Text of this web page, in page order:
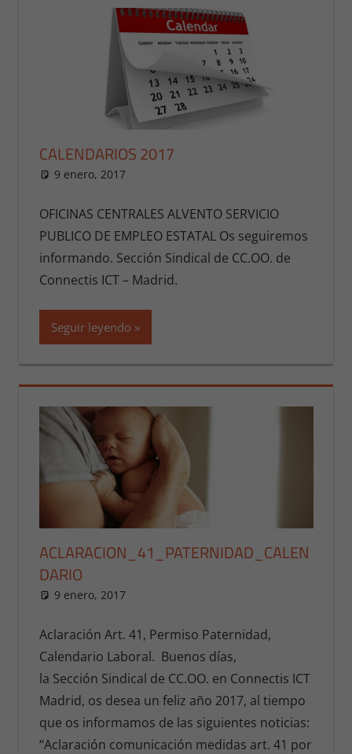
CALENDARIOS 2017
9 enero, 2017
OFICINAS CENTRALES ALVENTO SERVICIO
PUBLICO DE EMPLEO ESTATAL Os seguiremos
informando. Sección Sindical de CC.OO. de
Connectis ICT – Madrid.
Seguir leyendo
ACLARACION_41_PATERNIDAD_CALEN
DARIO
9 enero, 2017
Aclaración Art. 41, Permiso Paternidad,
Calendario Laboral. Buenos días,
la Sección Sindical de CC.OO. en Connectis ICT
Madrid, os desea un feliz año 2017, al tiempo
que os informamos de las siguientes noticias:
“Aclaración comunicación medidas art. 41 por